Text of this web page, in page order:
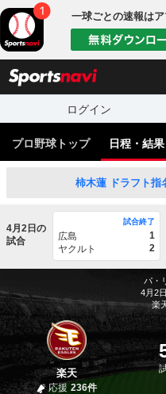
一球ごとの速報は
ログイン
プロ野球トップ 日程・結果
柿木蓮 ドラフト指
4月2日の
試合
試合終了
広島
1
ヤクルト
2
パ・
4月2
楽
楽天
応援 236件